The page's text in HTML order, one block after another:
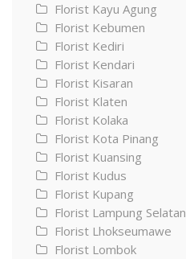
Florist Kayu Agung
Florist Kebumen
Florist Kediri
Florist Kendari
Florist Kisaran
Florist Klaten
Florist Kolaka
Florist Kota Pinang
Florist Kuansing
Florist Kudus
Florist Kupang
Florist Lampung Selatan
Florist Lhokseumawe
Florist Lombok